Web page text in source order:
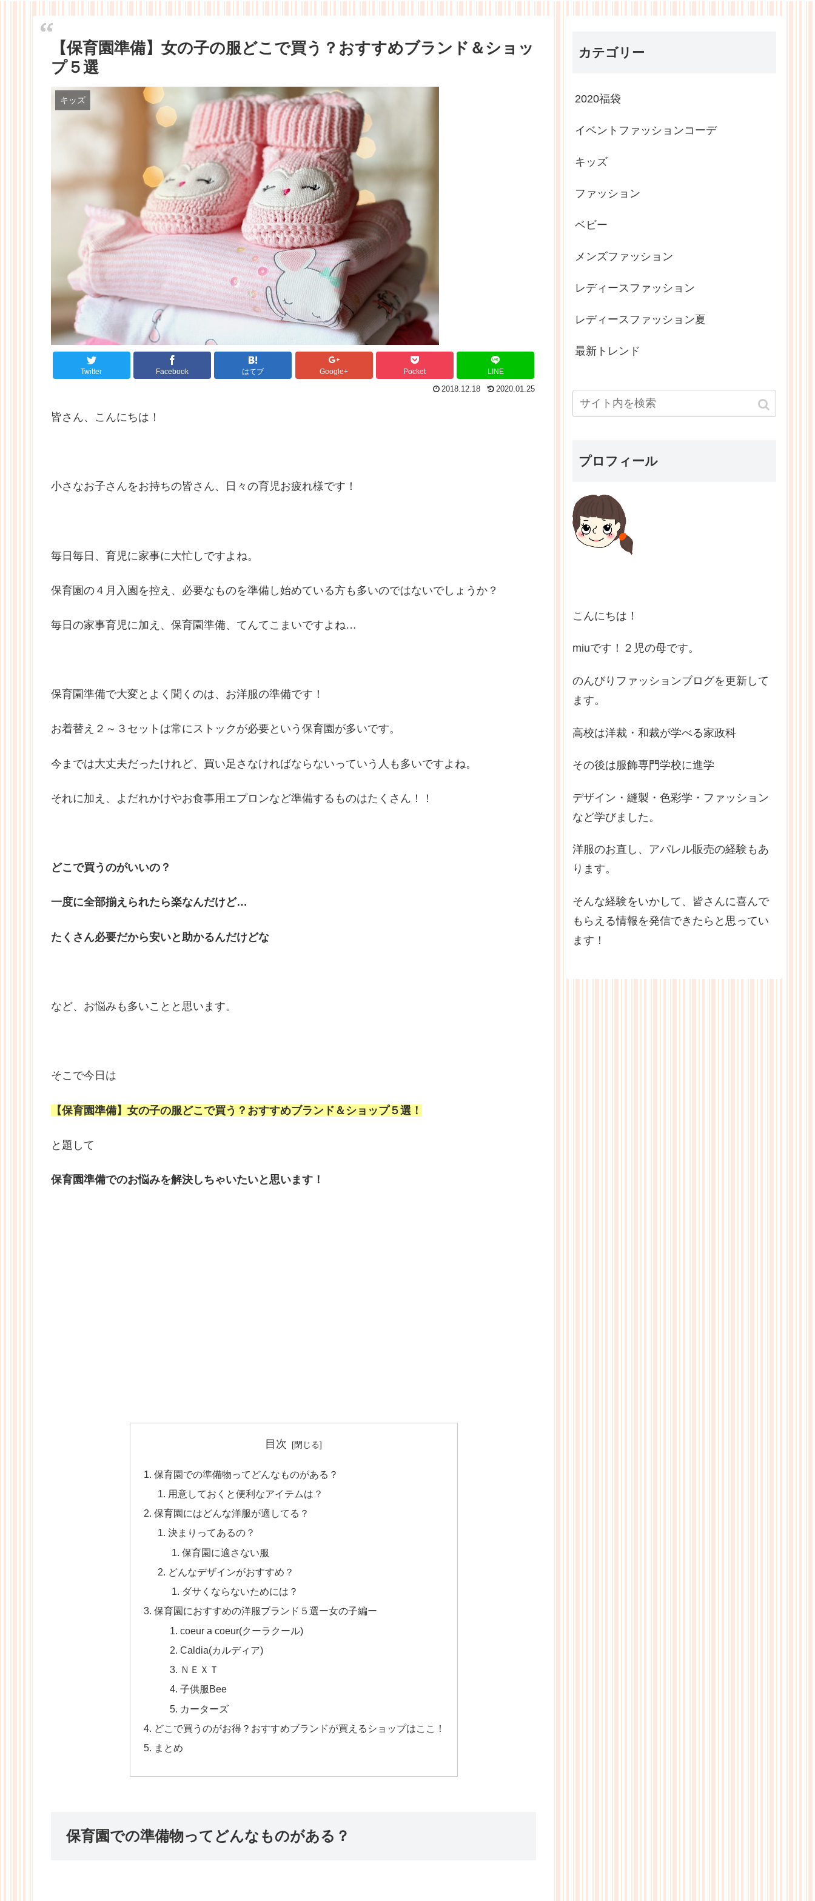
【保育園準備】女の子の服どこで買う？おすすめブランド＆ショッ
プ５選
キッズ
Twitter Facebook はてブ Google+ Pocket LINE
2018.12.18 2020.01.25
皆さん、こんにちは！
小さなお子さんをお持ちの皆さん、日々の育児お疲れ様です！
毎日毎日、育児に家事に大忙しですよね。
保育園の４月入園を控え、必要なものを準備し始めている方も多いのではないでしょうか？
毎日の家事育児に加え、保育園準備、てんてこまいですよね…
保育園準備で大変とよく聞くのは、お洋服の準備です！
お着替え２～３セットは常にストックが必要という保育園が多いです。
今までは大丈夫だったけれど、買い足さなければならないっていう人も多いですよね。
それに加え、よだれかけやお食事用エプロンなど準備するものはたくさん！！
どこで買うのがいいの？
一度に全部揃えられたら楽なんだけど…
たくさん必要だから安いと助かるんだけどな
など、お悩みも多いことと思います。
そこで今日は
【保育園準備】女の子の服どこで買う？おすすめブランド＆ショップ５選！
と題して
保育園準備でのお悩みを解決しちゃいたいと思います！
目次
保育園での準備物ってどんなものがある？
用意しておくと便利なアイテムは？
保育園にはどんな洋服が適してる？
決まりってあるの？
保育園に適さない服
どんなデザインがおすすめ？
ダサくならないためには？
保育園におすすめの洋服ブランド５選ー女の子編ー
coeur a coeur(クーラクール)
Caldia(カルディア)
ＮＥＸＴ
子供服Bee
カーターズ
どこで買うのがお得？おすすめブランドが買えるショップはここ！
まとめ
保育園での準備物ってどんなものがある？
カテゴリー
2020福袋
イベントファッションコーデ
キッズ
ファッション
ベビー
メンズファッション
レディースファッション
レディースファッション夏
最新トレンド
プロフィール
こんにちは！
miuです！２児の母です。
のんびりファッションブログを更新して
ます。
高校は洋裁・和裁が学べる家政科
その後は服飾専門学校に進学
デザイン・縫製・色彩学・ファッション
など学びました。
洋服のお直し、アパレル販売の経験もあ
ります。
そんな経験をいかして、皆さんに喜んで
もらえる情報を発信できたらと思ってい
ます！